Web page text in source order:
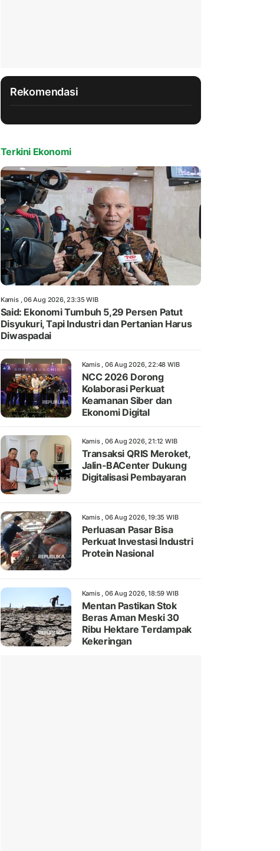
Rekomendasi
Terkini Ekonomi
Kamis , 06 Aug 2026, 23:35 WIB
Said: Ekonomi Tumbuh 5,29 Persen Patut
Disyukuri, Tapi Industri dan Pertanian Harus
Diwaspadai
Kamis , 06 Aug 2026, 22:48 WIB
NCC 2026 Dorong
Kolaborasi Perkuat
Keamanan Siber dan
Ekonomi Digital
Kamis , 06 Aug 2026, 21:12 WIB
Transaksi QRIS Meroket,
Jalin-BACenter Dukung
Digitalisasi Pembayaran
Kamis , 06 Aug 2026, 19:35 WIB
Perluasan Pasar Bisa
Perkuat Investasi Industri
Protein Nasional
Kamis , 06 Aug 2026, 18:59 WIB
Mentan Pastikan Stok
Beras Aman Meski 30
Ribu Hektare Terdampak
Kekeringan